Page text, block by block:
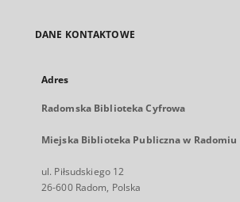
DANE KONTAKTOWE
Adres
Radomska Biblioteka Cyfrowa
Miejska Biblioteka Publiczna w Radomiu
ul. Piłsudskiego 12
26-600 Radom, Polska